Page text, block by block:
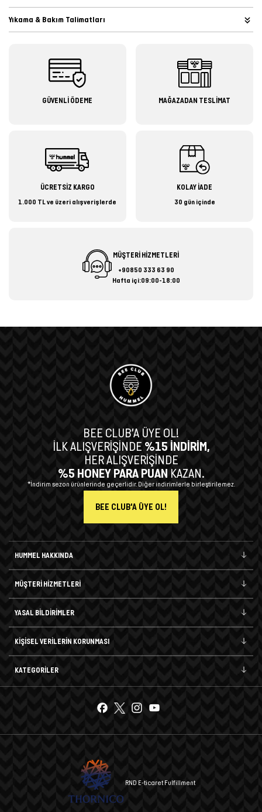
Yıkama & Bakım Talimatları
GÜVENLİ ÖDEME MAĞAZADAN TESLİMAT
ÜCRETSİZ KARGO
1.000 TL ve üzeri alışverişlerde
KOLAY İADE
30 gün içinde
MÜŞTERİ HİZMETLERİ
+90850 333 63 90
Hafta içi:09:00-18:00
HUMMEL HAKKINDA
MÜŞTERİ HİZMETLERİ
YASAL BİLDİRİMLER
KİŞİSEL VERİLERİN KORUNMASI
KATEGORİLER
BEE CLUB’A ÜYE OL!
İLK ALIŞVERİŞİNDE %15 İNDİRİM,
HER ALIŞVERİŞİNDE
%5 HONEY PARA PUAN KAZAN.
*İndirim sezon ürünlerinde geçerlidir. Diğer indirimlerle birleştirilemez.
BEE CLUB'A ÜYE OL!
RND E-ticaret Fulfillment